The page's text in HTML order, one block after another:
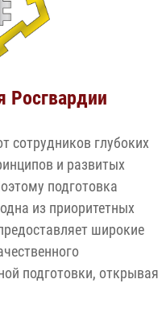
Росгвардии
сотрудников глубоких
и развитых
подготовка
из приоритетных
широкие
подготовки, открывая